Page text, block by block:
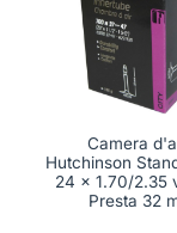
Camera
Hutchinson
24 x 1.70/2.35
Presta 32